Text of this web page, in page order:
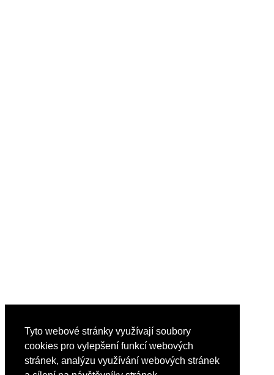
Tyto webové stránky využívají soubory
cookies pro vylepšení funkcí webových
stránek, analýzu využívání webových stránek